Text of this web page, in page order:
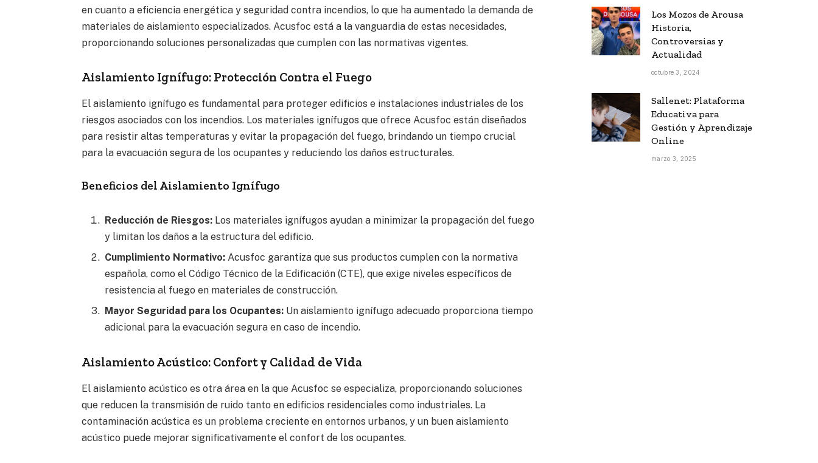
en cuanto a eficiencia energética y seguridad contra incendios, lo que ha aumentado la demanda de
materiales de aislamiento especializados. Acusfoc está a la vanguardia de estas necesidades,
proporcionando soluciones personalizadas que cumplen con las normativas vigentes.
Aislamiento Ignífugo: Protección Contra el Fuego
El aislamiento ignífugo es fundamental para proteger edificios e instalaciones industriales de los
riesgos asociados con los incendios. Los materiales ignífugos que ofrece Acusfoc están diseñados
para resistir altas temperaturas y evitar la propagación del fuego, brindando un tiempo crucial
para la evacuación segura de los ocupantes y reduciendo los daños estructurales.
Beneficios del Aislamiento Ignífugo
Reducción de Riesgos: Los materiales ignífugos ayudan a minimizar la propagación del fuego
y limitan los daños a la estructura del edificio.
Cumplimiento Normativo: Acusfoc garantiza que sus productos cumplen con la normativa
española, como el Código Técnico de la Edificación (CTE), que exige niveles específicos de
resistencia al fuego en materiales de construcción.
Mayor Seguridad para los Ocupantes: Un aislamiento ignífugo adecuado proporciona tiempo
adicional para la evacuación segura en caso de incendio.
Aislamiento Acústico: Confort y Calidad de Vida
El aislamiento acústico es otra área en la que Acusfoc se especializa, proporcionando soluciones
que reducen la transmisión de ruido tanto en edificios residenciales como industriales. La
contaminación acústica es un problema creciente en entornos urbanos, y un buen aislamiento
acústico puede mejorar significativamente el confort de los ocupantes.
Los Mozos de Arousa
Historia,
Controversias y
Actualidad
octubre 3, 2024
Sallenet: Plataforma
Educativa para
Gestión y Aprendizaje
Online
marzo 3, 2025